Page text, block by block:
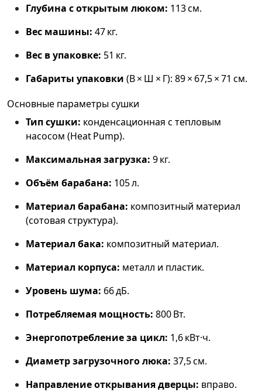
Глубина с открытым люком: 113 см.
Вес машины: 47 кг.
Вес в упаковке: 51 кг.
Габариты упаковки (В × Ш × Г): 89 × 67,5 × 71 см.
Основные параметры сушки
Тип сушки: конденсационная с тепловым
насосом (Heat Pump).
Максимальная загрузка: 9 кг.
Объём барабана: 105 л.
Материал барабана: композитный материал
(сотовая структура).
Материал бака: композитный материал.
Материал корпуса: металл и пластик.
Уровень шума: 66 дБ.
Потребляемая мощность: 800 Вт.
Энергопотребление за цикл: 1,6 кВт·ч.
Диаметр загрузочного люка: 37,5 см.
Направление открывания дверцы: вправо.